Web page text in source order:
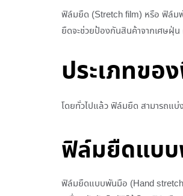
ฟิล์มยืด (Stretch film) หรือ ฟิล์ม
ยืดจะช่วยป้องกันสินค้าจากเศษฝุ่น
ประเภทขอ
โดยทั่วไปแล้ว ฟิล์มยืด สามารถแ
ฟิล์มยืดแบ
ฟิล์มยืดแบบพันมือ (Hand stretch